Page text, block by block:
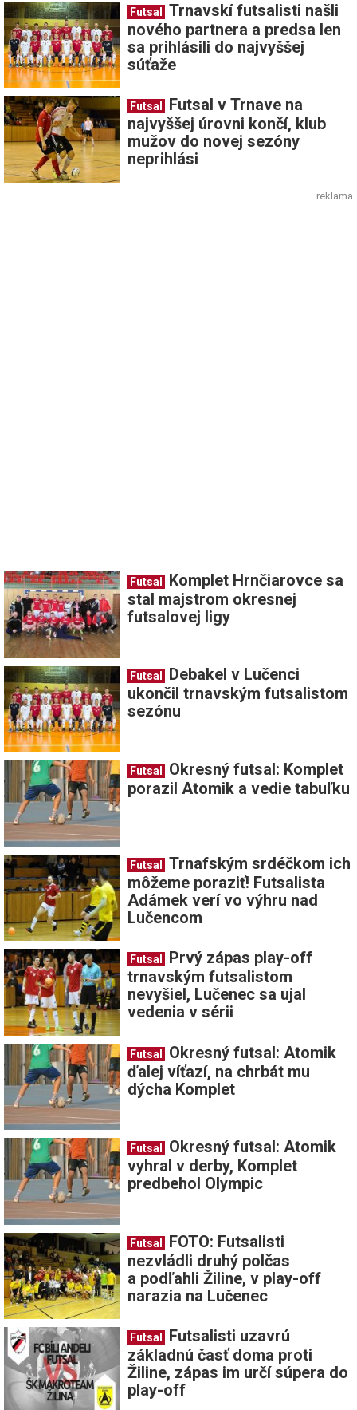
Futsal
Trnavskí futsalisti našli
nového partnera a predsa len
sa prihlásili do najvyššej
súťaže
Futsal
Futsal v Trnave na
najvyššej úrovni končí, klub
mužov do novej sezóny
neprihlási
reklama
Futsal
Komplet Hrnčiarovce sa
stal majstrom okresnej
futsalovej ligy
Futsal
Debakel v Lučenci
ukončil trnavským futsalistom
sezónu
Futsal
Okresný futsal: Komplet
porazil Atomik a vedie tabuľku
Futsal
Trnafským srdéčkom ich
môžeme poraziť! Futsalista
Adámek verí vo výhru nad
Lučencom
Futsal
Prvý zápas play-off
trnavským futsalistom
nevyšiel, Lučenec sa ujal
vedenia v sérii
Futsal
Okresný futsal: Atomik
ďalej víťazí, na chrbát mu
dýcha Komplet
Futsal
Okresný futsal: Atomik
vyhral v derby, Komplet
predbehol Olympic
Futsal
FOTO: Futsalisti
nezvládli druhý polčas
a podľahli Žiline, v play-off
narazia na Lučenec
Futsal
Futsalisti uzavrú
základnú časť doma proti
Žiline, zápas im určí súpera do
play-off